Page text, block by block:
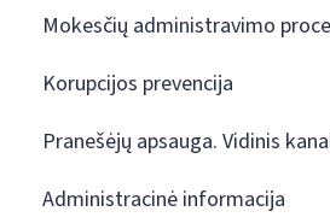
Mokesčių administravimo
Korupcijos prevencija
Pranešėjų apsauga. Vidinis
Administracinė informacija